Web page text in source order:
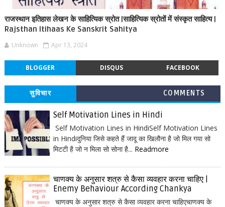
राजस्थान इतिहास लेखन के साहित्यिक स्रोत |साहित्यिक स्रोतों में संस्कृत साहित्य |
Rajsthan Itihaas Ke Sanskrit Sahitya
Unknown Apr 13, 2024
BLOGGER DISQUS FACEBOOK
सुविचार COMMENTS
Self Motivation Lines in Hindi
Self Motivation Lines in HindiSelf Motivation Lines
in Hindiदुनिया जिसे कहते हैं जादू का खिलौना है जो मिल गया सो
मिटटी है जो न मिला सो सोना है... Readmore
चाणक्य के अनुसार शत्रु से कैसा व्यवहार करना चाहिए |
Enemy Behaviour According Chankya
चाणक्य के अनुसार शत्रु से कैसा व्यवहार करना चाहिएचाणक्य के